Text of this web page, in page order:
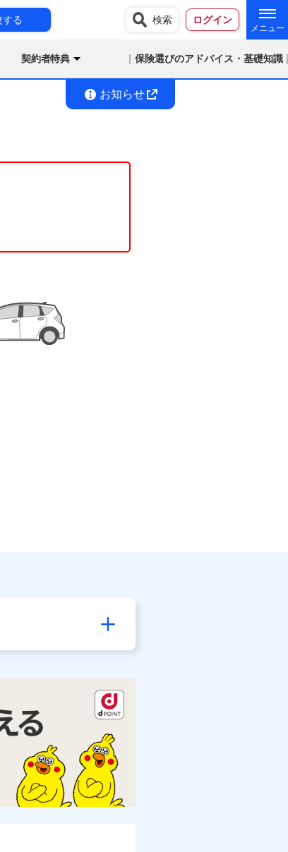
する 検索 ログイン
契約者特典 保険選びのアドバイス・基礎知識
お知らせ